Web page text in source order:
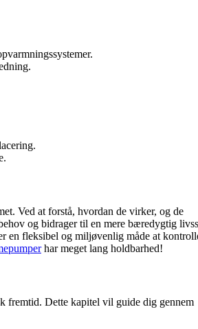
Ved at forstå, hvordan de virker, og de
og bidrager til en mere bæredygtig
en fleksibel og miljøvenlig måde at
har meget lang holdbarhed!
fremtid. Dette kapitel vil guide dig gennem